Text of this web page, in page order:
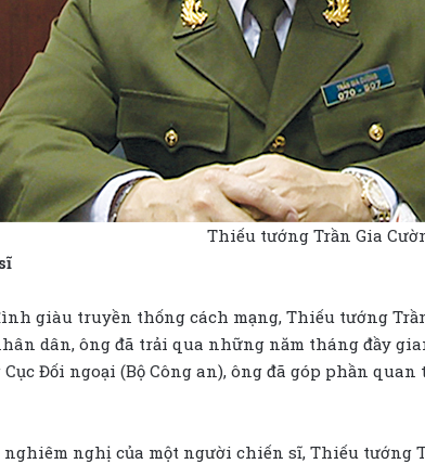
Thiếu tướng Trần Gia
giàu truyền thống cách mạng, Thiếu tướng
dân, ông đã trải qua những năm tháng đầy
Đối ngoại (Bộ Công an), ông đã góp phần
nghị của một người chiến sĩ, Thiếu tướng